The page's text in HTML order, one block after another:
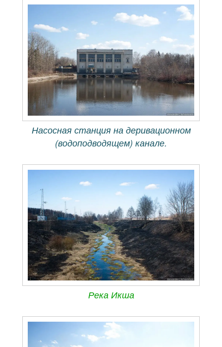
Насосная станция на деривационном
(водоподводящем) канале.
Река Икша